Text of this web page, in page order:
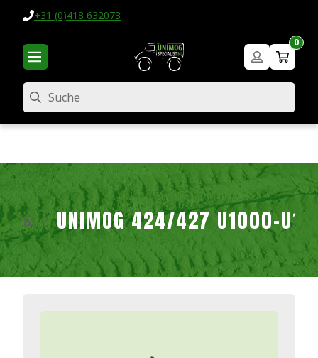
+31 (0)418 632073
0
Suche
UNIMOG 424/427 U1000-